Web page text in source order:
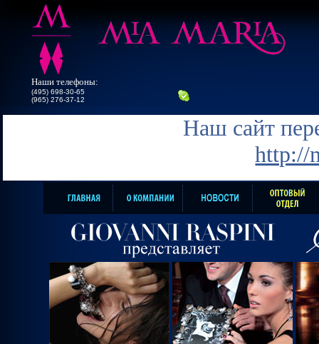
Наши телефоны:
(495) 698-30-65
(965) 276-37-12
Наш сайт
http://